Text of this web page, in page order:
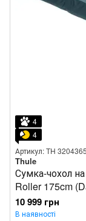
4
4
Артикул: TH 3204365
Thule
Сумка-чохол
Roller 175cm
10 999 грн
В наявності